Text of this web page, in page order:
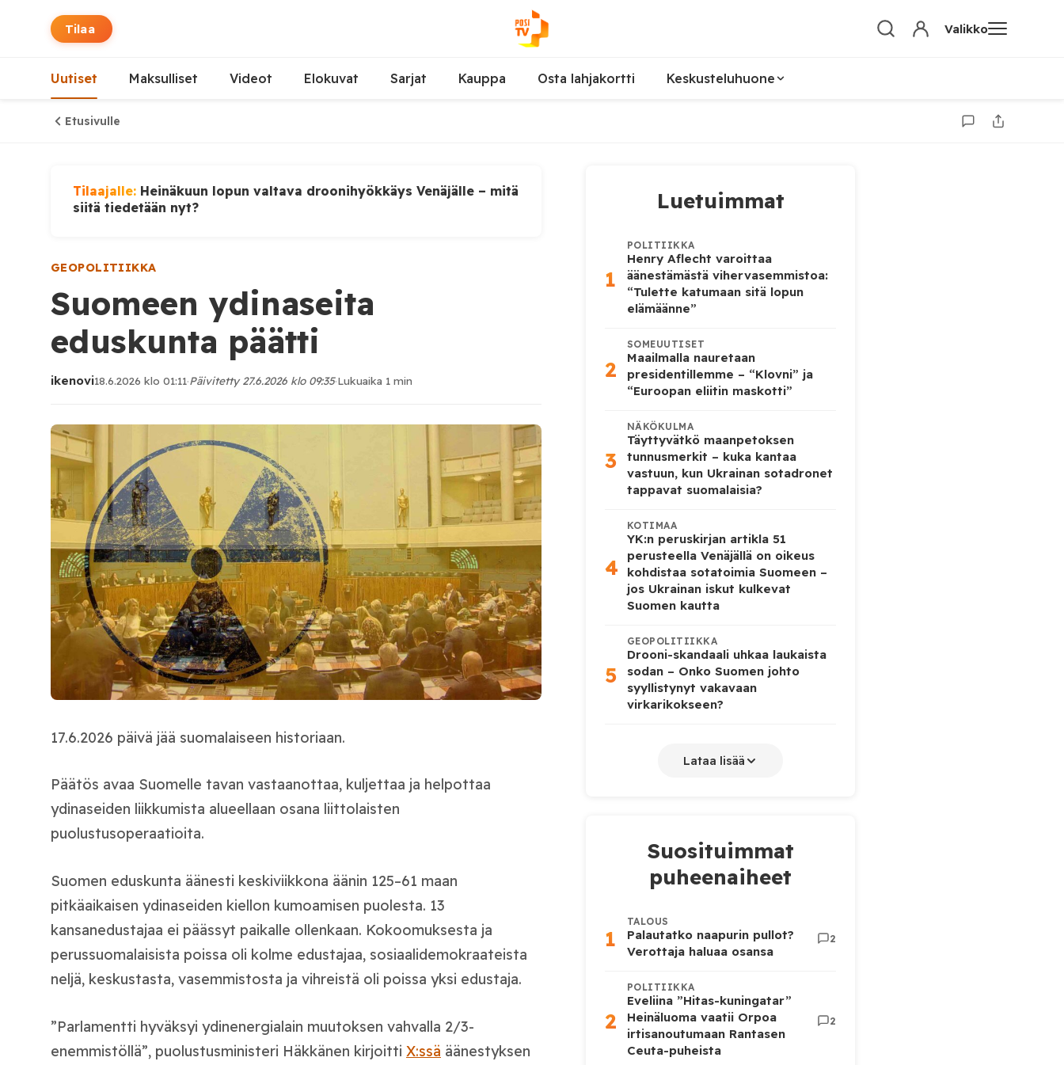
Tilaa Valikko
Uutiset Maksulliset Videot Elokuvat Sarjat Kauppa Osta lahjakortti Keskusteluhuone
Etusivulle
Tilaajalle: Heinäkuun lopun valtava droonihyökkäys Venäjälle – mitä
siitä tiedetään nyt?
GEOPOLITIIKKA
Suomeen ydinaseita
eduskunta päätti
ikenovi18.6.2026 klo 01:11·Päivitetty 27.6.2026 klo 09:35·Lukuaika 1 min
17.6.2026 päivä jää suomalaiseen historiaan.
Päätös avaa Suomelle tavan vastaanottaa, kuljettaa ja helpottaa
ydinaseiden liikkumista alueellaan osana liittolaisten
puolustusoperaatioita.
Suomen eduskunta äänesti keskiviikkona äänin 125–61 maan
pitkäaikaisen ydinaseiden kiellon kumoamisen puolesta. 13
kansanedustajaa ei päässyt paikalle ollenkaan. Kokoomuksesta ja
perussuomalaisista poissa oli kolme edustajaa, sosiaalidemokraateista
neljä, keskustasta, vasemmistosta ja vihreistä oli poissa yksi edustaja.
”Parlamentti hyväksyi ydinenergialain muutoksen vahvalla 2/3-
enemmistöllä”, puolustusministeri Häkkänen kirjoitti X:ssä äänestyksen
Luetuimmat
1
POLITIIKKA
Henry Aflecht varoittaa
äänestämästä vihervasemmistoa:
“Tulette katumaan sitä lopun
elämäänne”
2
SOMEUUTISET
Maailmalla nauretaan
presidentillemme – “Klovni” ja
“Euroopan eliitin maskotti”
3
NÄKÖKULMA
Täyttyvätkö maanpetoksen
tunnusmerkit – kuka kantaa
vastuun, kun Ukrainan sotadronet
tappavat suomalaisia?
4
KOTIMAA
YK:n peruskirjan artikla 51
perusteella Venäjällä on oikeus
kohdistaa sotatoimia Suomeen –
jos Ukrainan iskut kulkevat
Suomen kautta
5
GEOPOLITIIKKA
Drooni-skandaali uhkaa laukaista
sodan – Onko Suomen johto
syyllistynyt vakavaan
virkarikokseen?
Lataa lisää
Suosituimmat
puheenaiheet
1
TALOUS
Palautatko naapurin pullot?
Verottaja haluaa osansa
2
2
POLITIIKKA
Eveliina ”Hitas-kuningatar”
Heinäluoma vaatii Orpoa
irtisanoutumaan Rantasen
Ceuta-puheista
2